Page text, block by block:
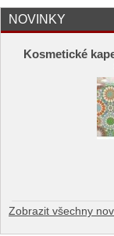
NOVINKY
Kosmetické
Zobrazit všechny